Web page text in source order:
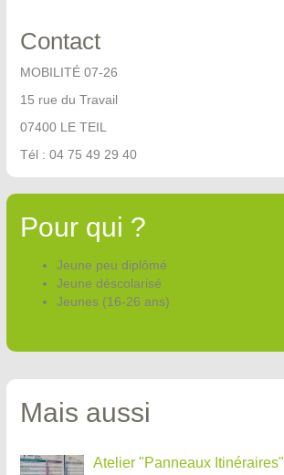
Contact
MOBILITÉ 07-26
15 rue du Travail
07400 LE TEIL
Tél : 04 75 49 29 40
Pour qui ?
Jeune peu diplômé
Jeune déscolarisé
Jeunes (16-26 ans)
Mais aussi
Atelier "Panneaux Itinéraires"